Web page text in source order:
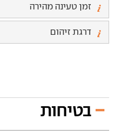
זמן טעינה מהירה
דרגת זיהום
בטיחות